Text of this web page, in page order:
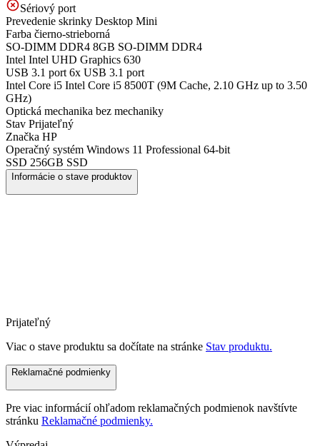
Sériový port
Prevedenie skrinky Desktop Mini
Farba čierno-strieborná
SO-DIMM DDR4 8GB SO-DIMM DDR4
Intel Intel UHD Graphics 630
USB 3.1 port 6x USB 3.1 port
Intel Core i5 Intel Core i5 8500T (9M Cache, 2.10 GHz up to 3.50
GHz)
Optická mechanika bez mechaniky
Stav Prijateľný
Značka HP
Operačný systém Windows 11 Professional 64-bit
SSD 256GB SSD
Informácie o stave produktov
Prijateľný
Viac o stave produktu sa dočítate na stránke Stav produktu.
Reklamačné podmienky
Pre viac informácií ohľadom reklamačných podmienok navštívte
stránku Reklamačné podmienky.